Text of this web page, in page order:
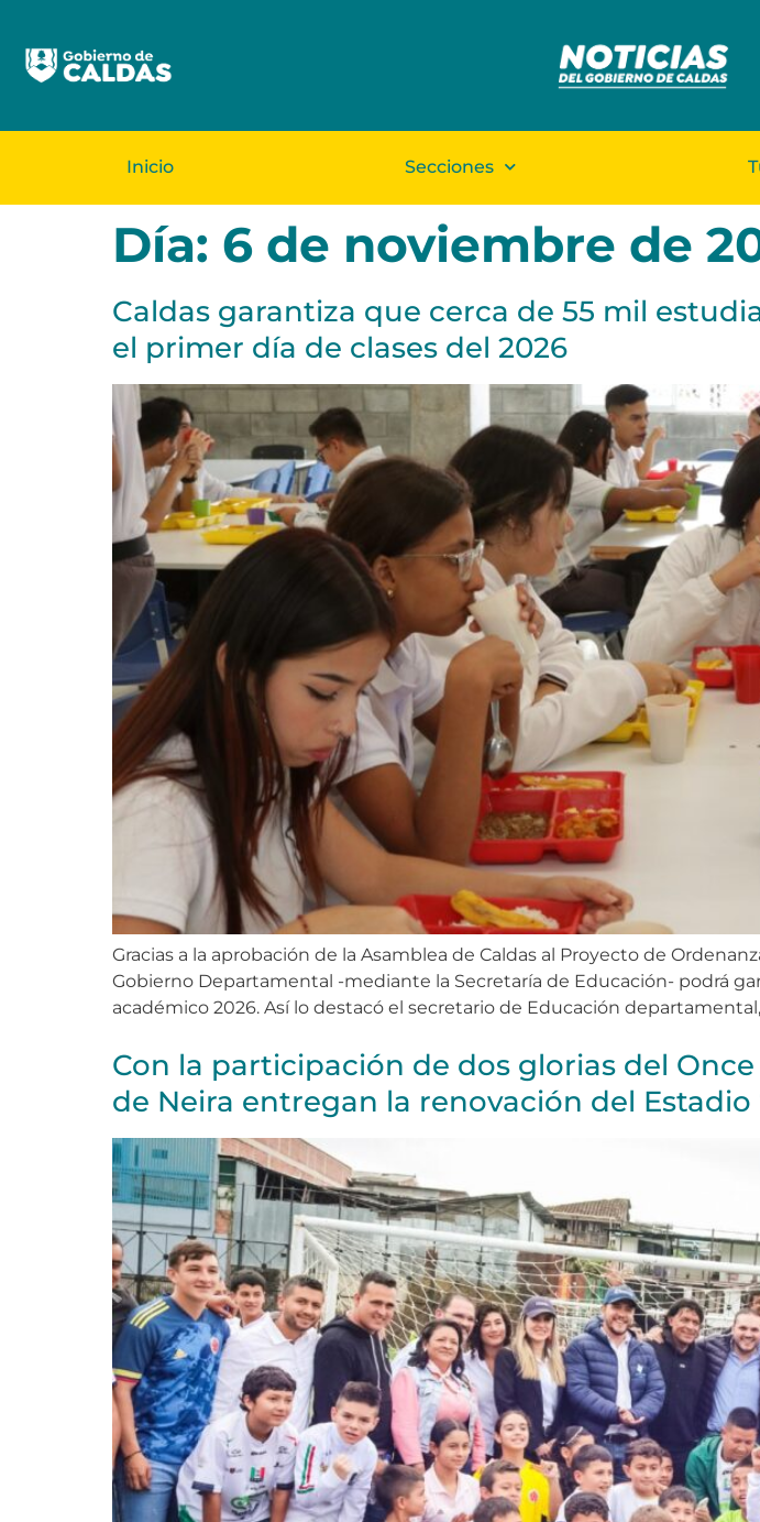
Inicio Secciones
Día: 6 de noviembre de
Caldas garantiza que cerca de 55 mil
el primer día de clases del 2026
Gracias a la aprobación de la Asamblea de Caldas al Proyecto de
Gobierno Departamental -mediante la Secretaría de Educación- podrá
académico 2026. Así lo destacó el secretario de Educación
Con la participación de dos glorias del
de Neira entregan la renovación del Estadio